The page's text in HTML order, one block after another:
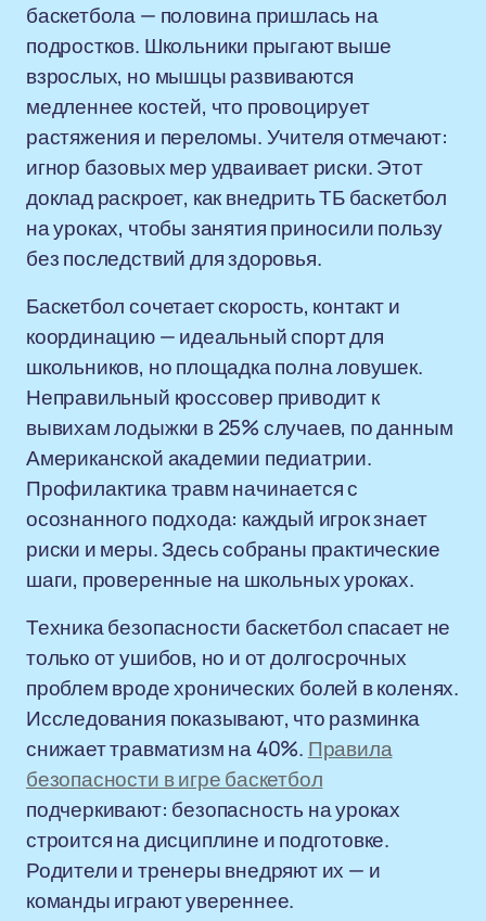
баскетбола — половина пришлась на
подростков. Школьники прыгают выше
взрослых, но мышцы развиваются
медленнее костей, что провоцирует
растяжения и переломы. Учителя отмечают:
игнор базовых мер удваивает риски. Этот
доклад раскроет, как внедрить ТБ баскетбол
на уроках, чтобы занятия приносили пользу
без последствий для здоровья.
Баскетбол сочетает скорость, контакт и
координацию — идеальный спорт для
школьников, но площадка полна ловушек.
Неправильный кроссовер приводит к
вывихам лодыжки в 25% случаев, по данным
Американской академии педиатрии.
Профилактика травм начинается с
осознанного подхода: каждый игрок знает
риски и меры. Здесь собраны практические
шаги, проверенные на школьных уроках.
Техника безопасности баскетбол спасает не
только от ушибов, но и от долгосрочных
проблем вроде хронических болей в коленях.
Исследования показывают, что разминка
снижает травматизм на 40%. Правила
безопасности в игре баскетбол
подчеркивают: безопасность на уроках
строится на дисциплине и подготовке.
Родители и тренеры внедряют их — и
команды играют увереннее.